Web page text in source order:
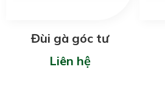
Đùi gà góc tư
Liên hệ